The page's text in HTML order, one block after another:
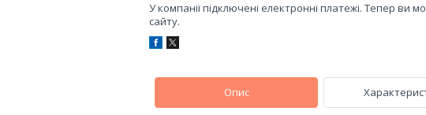
У компанії підключені електронні платежі. Тепер
сайту.
Опис